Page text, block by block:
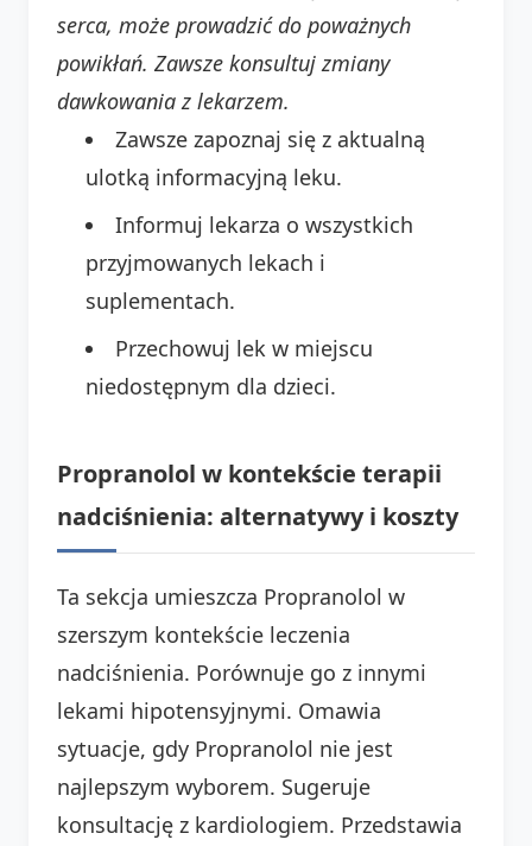
serca, może prowadzić do poważnych
powikłań. Zawsze konsultuj zmiany
dawkowania z lekarzem.
Zawsze zapoznaj się z aktualną
ulotką informacyjną leku.
Informuj lekarza o wszystkich
przyjmowanych lekach i
suplementach.
Przechowuj lek w miejscu
niedostępnym dla dzieci.
Propranolol w kontekście terapii
nadciśnienia: alternatywy i koszty
Ta sekcja umieszcza Propranolol w
szerszym kontekście leczenia
nadciśnienia. Porównuje go z innymi
lekami hipotensyjnymi. Omawia
sytuacje, gdy Propranolol nie jest
najlepszym wyborem. Sugeruje
konsultację z kardiologiem. Przedstawia